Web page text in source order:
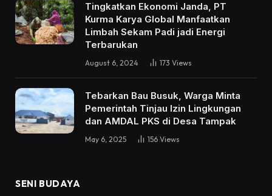
Tingkatkan Ekonomi Janda, PT
Kurma Karya Global Manfaatkan
Limbah Sekam Padi jadi Energi
Terbarukan
August 6, 2024 173 Views
Tebarkan Bau Busuk, Warga Minta
Pemerintah Tinjau Izin Lingkungan
dan AMDAL PKS di Desa Tampak
May 6, 2025 156 Views
SENI BUDAYA